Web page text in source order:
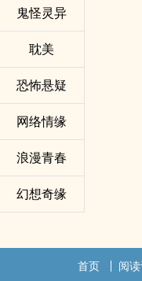
鬼怪灵异
耽美
恐怖悬疑
网络情缘
浪漫青春
幻想奇缘
首页 阅